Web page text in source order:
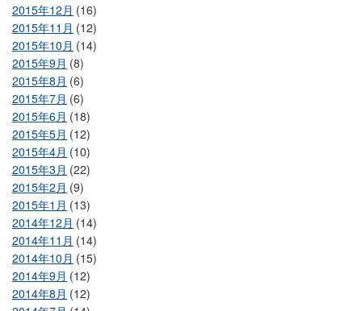
2015年12月 (16)
2015年11月 (12)
2015年10月 (14)
2015年9月 (8)
2015年8月 (6)
2015年7月 (6)
2015年6月 (18)
2015年5月 (12)
2015年4月 (10)
2015年3月 (22)
2015年2月 (9)
2015年1月 (13)
2014年12月 (14)
2014年11月 (14)
2014年10月 (15)
2014年9月 (12)
2014年8月 (12)